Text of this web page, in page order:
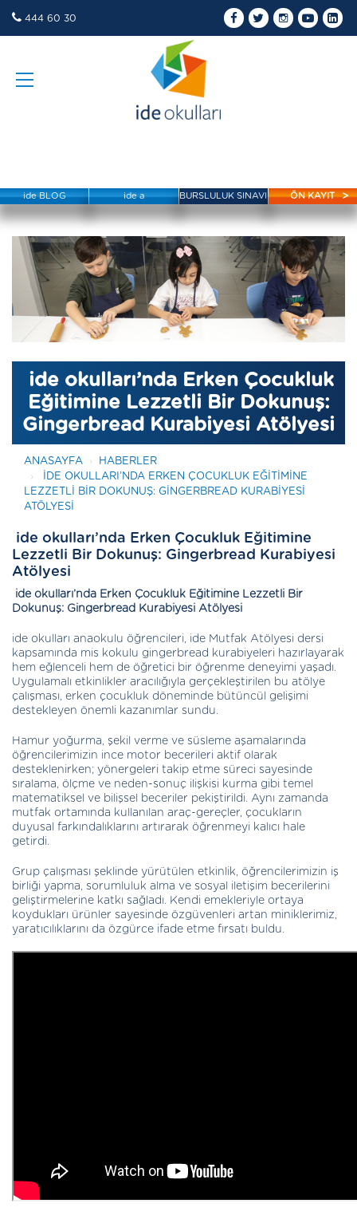
444 60 30
ide BLOG ide a BURSLULUK SINAVI ÖN KAYIT
ide okulları’nda Erken Çocukluk
Eğitimine Lezzetli Bir Dokunuş:
Gingerbread Kurabiyesi Atölyesi
ANASAYFA
HABERLER
IDE OKULLARI’NDA ERKEN ÇOCUKLUK EĞITIMINE
LEZZETLI BIR DOKUNUŞ: GINGERBREAD KURABIYESI
ATÖLYESI
ide okulları’nda Erken Çocukluk Eğitimine
Lezzetli Bir Dokunuş: Gingerbread Kurabiyesi
Atölyesi
ide okulları’nda Erken Çocukluk Eğitimine Lezzetli Bir
Dokunuş: Gingerbread Kurabiyesi Atölyesi
ide okulları anaokulu öğrencileri, ide Mutfak Atölyesi dersi
kapsamında mis kokulu gingerbread kurabiyeleri hazırlayarak
hem eğlenceli hem de öğretici bir öğrenme deneyimi yaşadı.
Uygulamalı etkinlikler aracılığıyla gerçekleştirilen bu atölye
çalışması, erken çocukluk döneminde bütüncül gelişimi
destekleyen önemli kazanımlar sundu.
Hamur yoğurma, şekil verme ve süsleme aşamalarında
öğrencilerimizin ince motor becerileri aktif olarak
desteklenirken; yönergeleri takip etme süreci sayesinde
sıralama, ölçme ve neden-sonuç ilişkisi kurma gibi temel
matematiksel ve bilişsel beceriler pekiştirildi. Aynı zamanda
mutfak ortamında kullanılan araç-gereçler, çocukların
duyusal farkındalıklarını artırarak öğrenmeyi kalıcı hale
getirdi.
Grup çalışması şeklinde yürütülen etkinlik, öğrencilerimizin iş
birliği yapma, sorumluluk alma ve sosyal iletişim becerilerini
geliştirmelerine katkı sağladı. Kendi emekleriyle ortaya
koydukları ürünler sayesinde özgüvenleri artan miniklerimiz,
yaratıcılıklarını da özgürce ifade etme fırsatı buldu.